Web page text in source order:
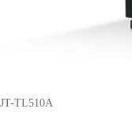
JT-TL510A